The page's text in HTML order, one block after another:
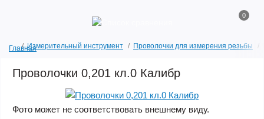
0
ГлавнаяИзмерительный инструмент Проволочки для измерения резьбы
Проволочки 0,201 кл.0 Калибр
Фото может не соответствовать внешнему виду.